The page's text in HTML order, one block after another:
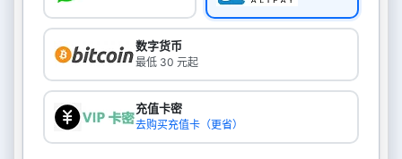
数字货币
最低 30 元起
充值卡密
去购买充值卡（更省）